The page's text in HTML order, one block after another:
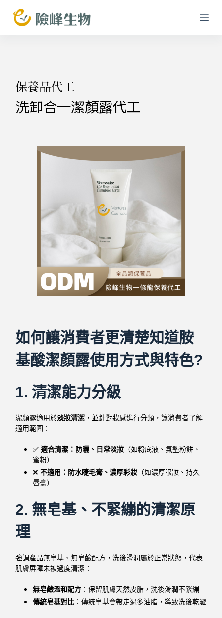
跳
至
保養品代工
洗卸合一潔顏露代工
如何讓消費者更清楚知道胺
基酸潔顏露使用方式與特色?
1. 清潔能力分級
潔顏露適用於淡妝清潔 ，並針對妝感進行分類，讓消費者了解
適用範圍：
✅適合清潔：防曬、日常淡妝 （如粉底液、氣墊粉餅、
蜜粉）
❌不適用：防水睫毛膏、濃厚彩妝 （如濃厚眼妝、持久
唇膏）
2. 無皂基、不緊繃的清潔原
理
強調產品無皂基、無皂鹼配方，洗後滑潤屬於正常狀態，代表
肌膚屏障未被過度清潔：
無皂鹼溫和配方 ：保留肌膚天然皮脂，洗後滑潤不緊繃
傳統皂基對比 ：傳統皂基會帶走過多油脂，導致洗後乾澀